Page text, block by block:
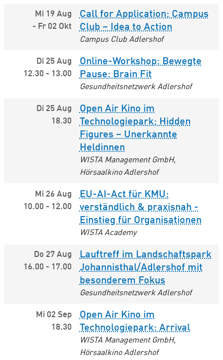
Mi 19 Aug
- Fr 02 Okt
Call for Application: Campus
Club – Idea to Action
Campus Club Adlershof
Di 25 Aug
12.30 - 13.00
Online-Workshop: Bewegte
Pause: Brain Fit
Gesundheitsnetzwerk Adlershof
Di 25 Aug
18.30
Open Air Kino im
Technologiepark: Hidden
Figures – Unerkannte
Heldinnen
WISTA Management GmbH,
Hörsaalkino Adlershof
Mi 26 Aug
10.00 - 12.00
EU-AI-Act für KMU:
verständlich & praxisnah -
Einstieg für Organisationen
WISTA Academy
Do 27 Aug
16.00 - 17.00
Lauftreff im Landschaftspark
Johannisthal/Adlershof mit
besonderem Fokus
Gesundheitsnetzwerk Adlershof
Mi 02 Sep
18.30
Open Air Kino im
Technologiepark: Arrival
WISTA Management GmbH,
Hörsaalkino Adlershof